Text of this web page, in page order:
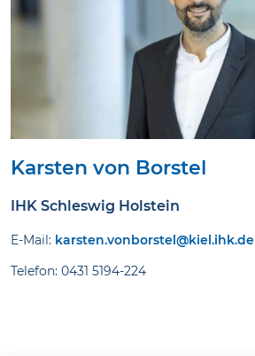
Karsten von Borstel
IHK Schleswig Holstein
E-Mail: karsten.vonborstel@kiel.ihk.de
Telefon: 0431 5194-224